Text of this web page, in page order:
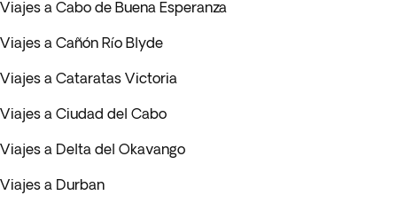
Viajes a Cabo de Buena Esperanza
Viajes a Cañón Río Blyde
Viajes a Cataratas Victoria
Viajes a Ciudad del Cabo
Viajes a Delta del Okavango
Viajes a Durban